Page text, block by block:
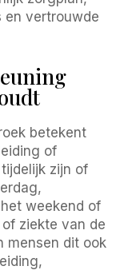
en vertrouwde
betekent
of
zijn of
weekend of
ziekte van de
mensen dit ook